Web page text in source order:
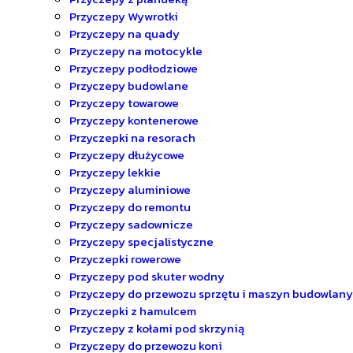
Przyczepy Wywrotki
Przyczepy na quady
Przyczepy na motocykle
Przyczepy podłodziowe
Przyczepy budowlane
Przyczepy towarowe
Przyczepy kontenerowe
Przyczepki na resorach
Przyczepy dłużycowe
Przyczepy lekkie
Przyczepy aluminiowe
Przyczepy do remontu
Przyczepy sadownicze
Przyczepy specjalistyczne
Przyczepki rowerowe
Przyczepy pod skuter wodny
Przyczepy do przewozu sprzętu i maszyn
Przyczepki z hamulcem
Przyczepy z kołami pod skrzynią
Przyczepy do przewozu koni